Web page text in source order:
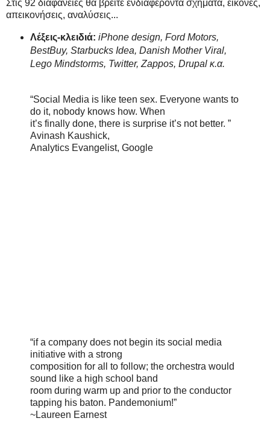
Στις 92 διαφάνειες θα βρείτε ενδιαφέροντα σχήματα, εικόνες,
απεικονήσεις, αναλύσεις...
Λέξεις-κλειδιά: iPhone design, Ford Motors,
BestBuy, Starbucks Idea, Danish Mother Viral,
Lego Mindstorms, Twitter, Zappos, Drupal κ.α.
“Social Media is like teen sex. Everyone wants to
do it, nobody knows how. When
it’s finally done, there is surprise it’s not better. ”
Avinash Kaushick,
Analytics Evangelist, Google
“if a company does not begin its social media
initiative with a strong
composition for all to follow; the orchestra would
sound like a high school band
room during warm up and prior to the conductor
tapping his baton. Pandemonium!”
~Laureen Earnest